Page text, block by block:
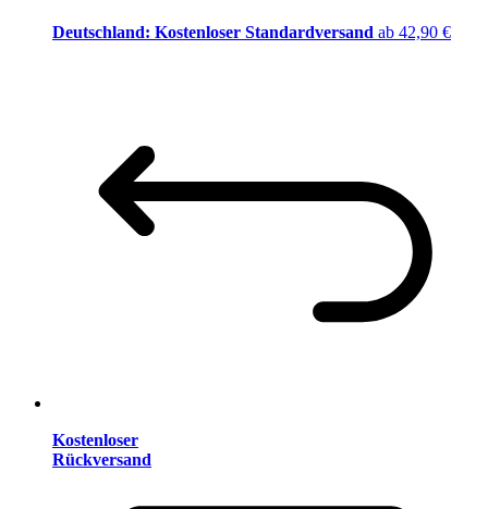
Deutschland: Kostenloser Standardversand ab 42,90 €
Kostenloser
Rückversand